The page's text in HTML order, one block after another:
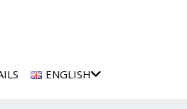
ENGLISH